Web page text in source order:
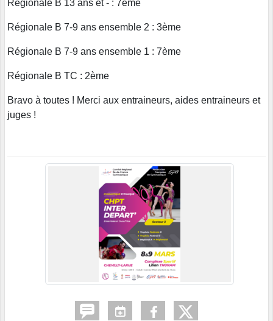
Régionale B 13 ans et - : 7ème
Régionale B 7-9 ans ensemble 2 : 3ème
Régionale B 7-9 ans ensemble 1 : 7ème
Régionale B TC : 2ème
Bravo à toutes ! Merci aux entraineurs, aides entraineurs et
juges !